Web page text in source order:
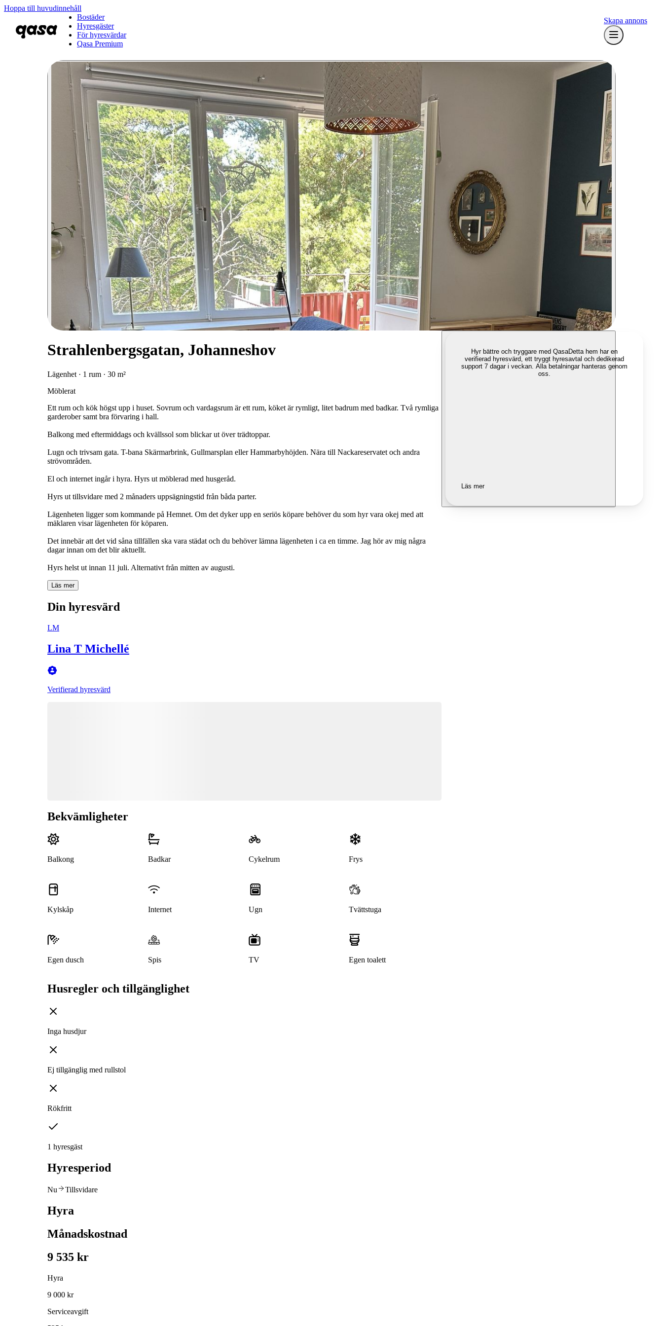
Hoppa till huvudinnehåll
Bostäder
Hyresgäster
För hyresvärdar
Qasa Premium
Skapa annons
Strahlenbergsgatan, Johanneshov
Lägenhet · 1 rum · 30 m²
Möblerat
Ett rum och kök högst upp i huset. Sovrum och vardagsrum är ett rum, köket är rymligt, litet badrum med badkar. Två rymliga
garderober samt bra förvaring i hall.
Balkong med eftermiddags och kvällssol som blickar ut över trädtoppar.
Lugn och trivsam gata. T-bana Skärmarbrink, Gullmarsplan eller Hammarbyhöjden. Nära till Nackareservatet och andra
strövområden.
El och internet ingår i hyra. Hyrs ut möblerad med husgeråd.
Hyrs ut tillsvidare med 2 månaders uppsägningstid från båda parter.
Lägenheten ligger som kommande på Hemnet. Om det dyker upp en seriös köpare behöver du som hyr vara okej med att
mäklaren visar lägenheten för köparen.
Det innebär att det vid såna tillfällen ska vara städat och du behöver lämna lägenheten i ca en timme. Jag hör av mig några
dagar innan om det blir aktuellt.
Hyrs helst ut innan 11 juli. Alternativt från mitten av augusti.
Läs mer
Din hyresvärd
LM
Lina T Michellé
Verifierad hyresvärd
Bekvämligheter
Balkong Badkar Cykelrum Frys
Kylskåp Internet Ugn Tvättstuga
Egen dusch Spis TV Egen toalett
Husregler och tillgänglighet
Inga husdjur
Ej tillgänglig med rullstol
Rökfritt
1 hyresgäst
Hyresperiod
Nu Tillsvidare
Hyra
Månadskostnad
9 535 kr
Hyra
9 000 kr
Serviceavgift
Hyr bättre och tryggare med QasaDetta hem har en
verifierad hyresvärd, ett tryggt hyresavtal och dedikerad
support 7 dagar i veckan. Alla betalningar hanteras genom
oss.
Läs mer